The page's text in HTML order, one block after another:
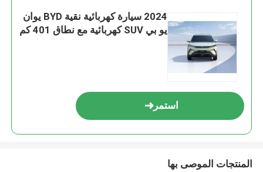
2024 سيارة كهربائية نقية BYD يوان
يو بي SUV كهربائية مع نطاق 401 كم
استمر
المنتجات الموصى بها